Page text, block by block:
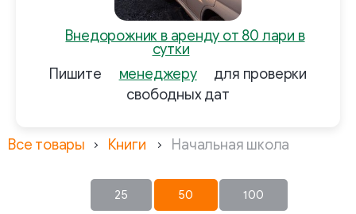
Внедорожник в аренду от 80 лари в
сутки
Пишите
менеджеру
для проверки
свободных дат
Все товары Книги Начальная школа
25 50 100